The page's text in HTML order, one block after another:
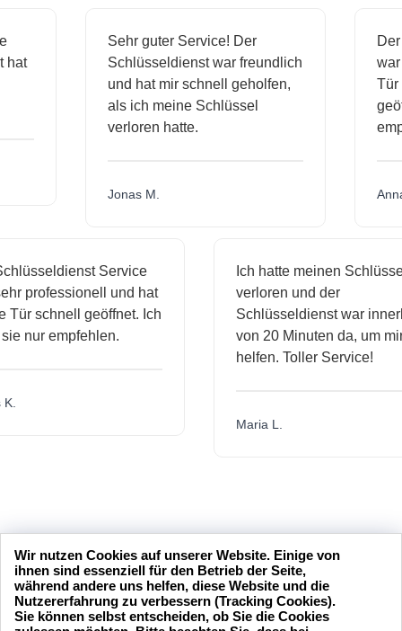
hat
Sehr guter Service! Der
Schlüsseldienst war freundlich
und hat mir schnell geholfen,
als ich meine Schlüssel
verloren hatte.
Jonas M.
Service
professionell und hat
schnell geöffnet. Ich
nur empfehlen.
Ich hatte meinen Schlüssel
verloren und der
Schlüsseldienst war
von 20 Minuten da, um mir
helfen. Toller Service!
Maria L.
Wir nutzen Cookies auf unserer Website. Einige von
ihnen sind essenziell für den Betrieb der Seite,
während andere uns helfen, diese Website und die
Nutzererfahrung zu verbessern (Tracking Cookies).
Sie können selbst entscheiden, ob Sie die Cookies